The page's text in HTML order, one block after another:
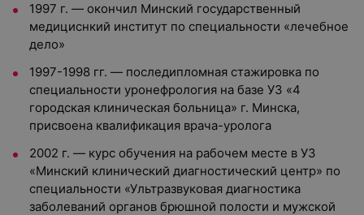
1997 г. — окончил Минский государственный
медициснкий институт по специальности «лечебное
дело»
1997-1998 гг. — последипломная стажировка по
специальности уронефрология на базе УЗ «4
городская клиническая больница» г. Минска,
присвоена квалификация врача-уролога
2002 г. — курс обучения на рабочем месте в УЗ
«Минский клинический диагностический центр» по
специальности «Ультразвуковая диагностика
заболеваний органов брюшной полости и мужской